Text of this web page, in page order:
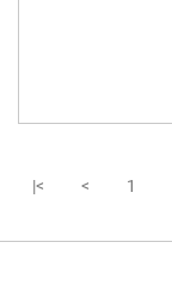
|< < 1